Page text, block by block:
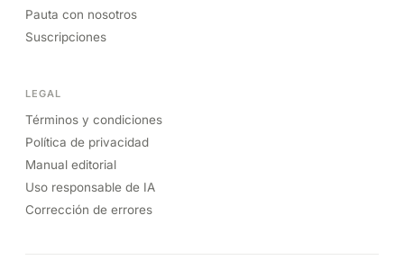
Pauta con nosotros
Suscripciones
LEGAL
Términos y condiciones
Política de privacidad
Manual editorial
Uso responsable de IA
Corrección de errores